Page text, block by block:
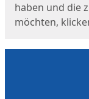
haben und die
möchten,